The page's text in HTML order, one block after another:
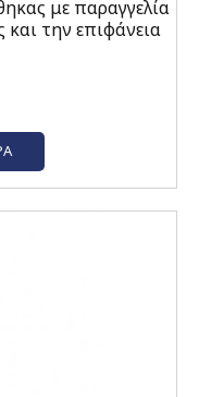
με παραγγελία
την επιφάνεια